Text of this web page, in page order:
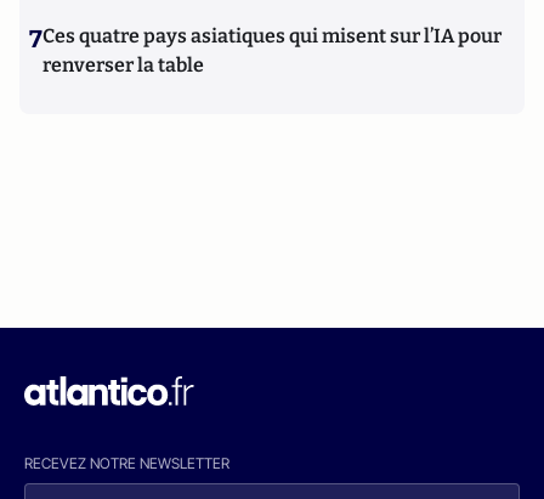
7Ces quatre pays asiatiques qui misent sur l’IA pour
renverser la table
RECEVEZ NOTRE NEWSLETTER